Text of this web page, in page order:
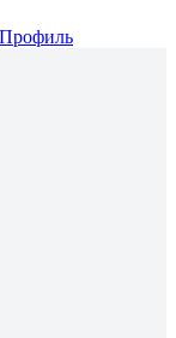
Профиль